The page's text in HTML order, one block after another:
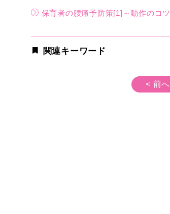
保育者の腰痛予防策[1]～動作のコツ
関連キーワード
< 前へ